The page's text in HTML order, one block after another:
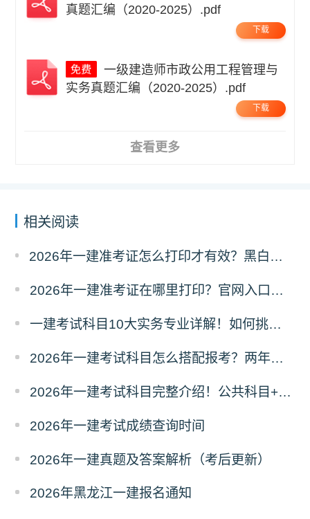
真题汇编（2020-2025）.pdf
下载
一级建造师市政公用工程管理与
实务真题汇编（2020-2025）.pdf
下载
查看更多
相关阅读
2026年一建准考证怎么打印才有效？黑白彩打有区别吗？
2026年一建准考证在哪里打印？官网入口是什么？
一建考试科目10大实务专业详解！如何挑选？
2026年一建考试科目怎么搭配报考？两年滚动
2026年一建考试科目完整介绍！公共科目+专业科目
2026年一建考试成绩查询时间
2026年一建真题及答案解析（考后更新）
2026年黑龙江一建报名通知